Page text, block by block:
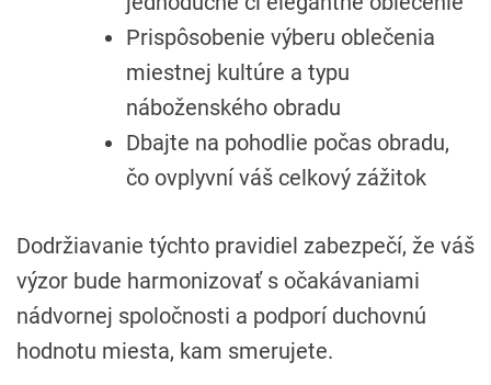
Prispôsobenie výberu oblečenia
miestnej kultúre a typu
náboženského obradu
Dbajte na pohodlie počas obradu,
čo ovplyvní váš celkový zážitok
Dodržiavanie týchto pravidiel zabezpečí, že váš
výzor bude harmonizovať s očakávaniami
nádvornej spoločnosti a podporí duchovnú
hodnotu miesta, kam smerujete.